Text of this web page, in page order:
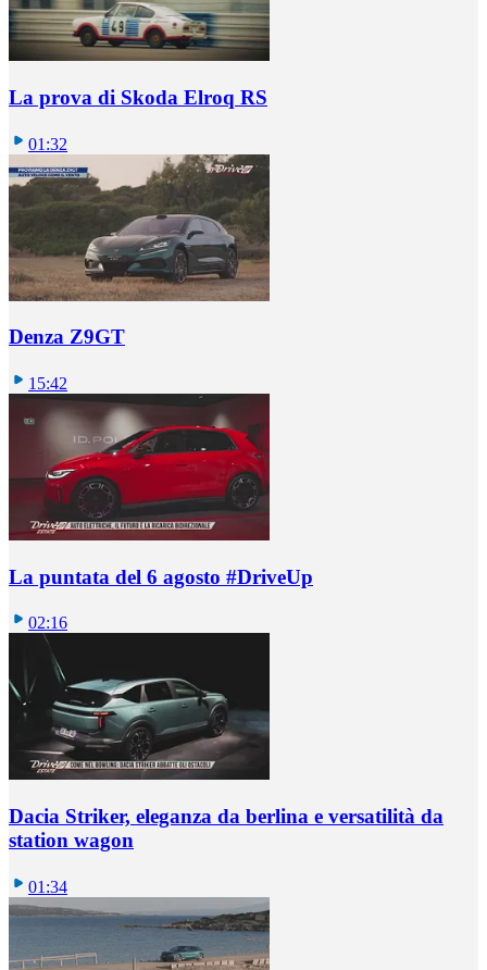
La prova di Skoda Elroq RS
01:32
Denza Z9GT
15:42
La puntata del 6 agosto #DriveUp
02:16
Dacia Striker, eleganza da berlina e versatilità da
station wagon
01:34